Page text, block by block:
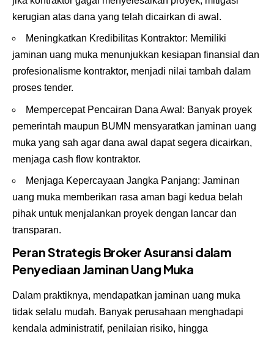
kerugian atas dana yang telah dicairkan di awal.
Meningkatkan Kredibilitas Kontraktor: Memiliki
jaminan uang muka menunjukkan kesiapan finansial dan
profesionalisme kontraktor, menjadi nilai tambah dalam
proses tender.
Mempercepat Pencairan Dana Awal: Banyak proyek
pemerintah maupun BUMN mensyaratkan jaminan uang
muka yang sah agar dana awal dapat segera dicairkan,
menjaga cash flow kontraktor.
Menjaga Kepercayaan Jangka Panjang: Jaminan
uang muka memberikan rasa aman bagi kedua belah
pihak untuk menjalankan proyek dengan lancar dan
transparan.
Peran Strategis Broker Asuransi dalam
Penyediaan Jaminan Uang Muka
Dalam praktiknya, mendapatkan jaminan uang muka
tidak selalu mudah. Banyak perusahaan menghadapi
kendala administratif, penilaian risiko, hingga